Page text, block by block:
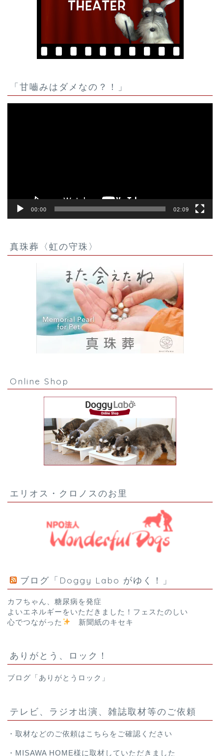
「甘嚙みはダメなの？！」
00:00 02:09
真珠葬〈虹の守珠〉
Online Shop
エリオス・クロノスのお里
ブログ「Doggy Labo がゆく！」
カフちゃん、糖尿病を発症
よいエネルギーをいただきました！フェスたのしい
心でつながった
新聞紙のキセキ
ありがとう、ロック！
ブログ「ありがとうロック」
テレビ、ラジオ出演、雑誌取材等のご依頼
・取材などのご依頼は こちら をご確認ください
・ MISAWA HOME様に取材していただきました